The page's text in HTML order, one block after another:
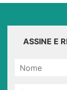
ASSINE E